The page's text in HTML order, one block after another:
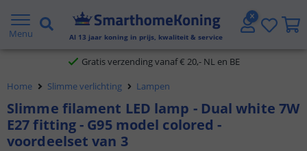
Menu Al 13 jaar koning in prijs, kwaliteit & service
2 jaar garantie
Gratis verzending vanaf € 20,- NL en BE
Klantbeoordeling 9.1
Voor 23:45 uur besteld,morgen in huis
Home Slimme verlichting Lampen
Slimme filament LED lamp - Dual white 7W
E27 fitting - G95 model colored -
voordeelset van 3